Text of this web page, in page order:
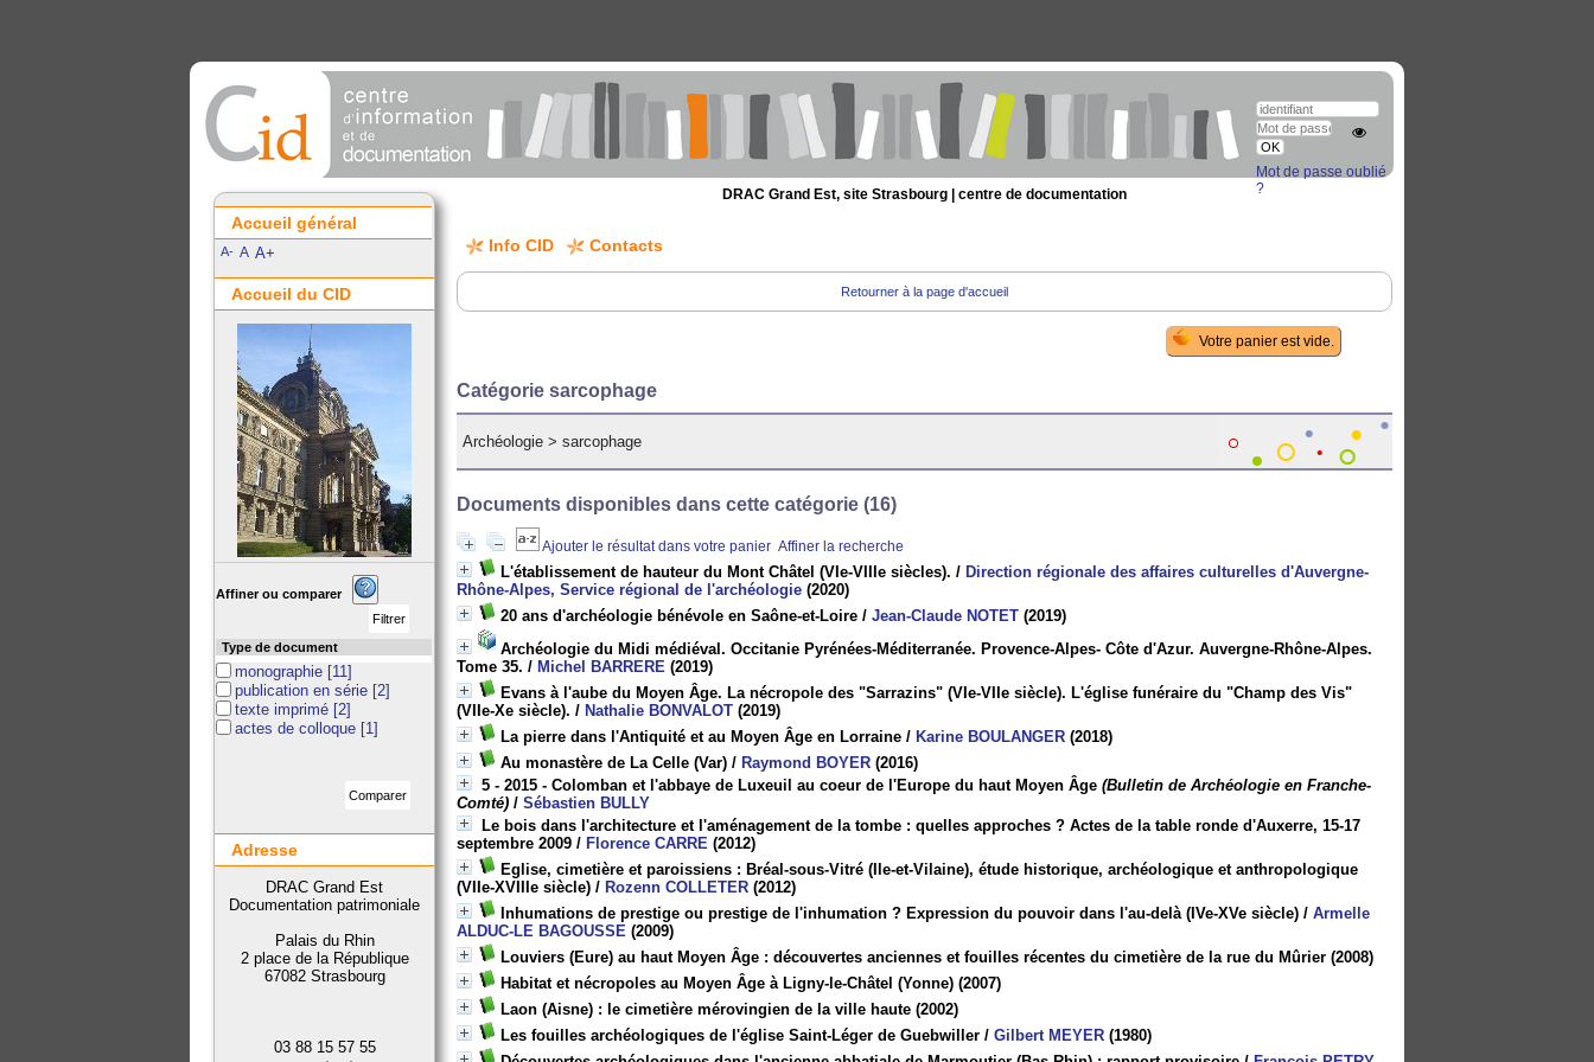
DRAC Grand Est, site Strasbourg | centre de documentation
Info CID Contacts
Retourner à la page d'accueil
Catégorie sarcophage
Archéologie >sarcophage
Documents disponibles dans cette catégorie (16)
Ajouter le résultat dans votre panier Affiner la recherche
L'établissement de hauteur du Mont Châtel (VIe-VIIIe siècles). / Direction régionale des affaires culturelles d'Auvergne-
Rhône-Alpes, Service régional de l'archéologie (2020)
20 ans d'archéologie bénévole en Saône-et-Loire /Jean-Claude NOTET (2019)
Archéologie du Midi médiéval. Occitanie Pyrénées-Méditerranée. Provence-Alpes- Côte d'Azur. Auvergne-Rhône-Alpes.
Tome 35. / Michel BARRERE (2019)
Evans à l'aube du Moyen Âge. La nécropole des "Sarrazins" (VIe-VIIe siècle). L'église funéraire du "Champ des Vis"
(VIIe-Xe siècle). / Nathalie BONVALOT (2019)
La pierre dans l'Antiquité et au Moyen Âge en Lorraine / Karine BOULANGER (2018)
Au monastère de La Celle (Var) / Raymond BOYER (2016)
5 - 2015 - Colomban et l'abbaye de Luxeuil au coeur de l'Europe du haut Moyen Âge (Bulletin de Archéologie en Franche-
Comté) /Sébastien BULLY
Le bois dans l'architecture et l'aménagement de la tombe : quelles approches ? Actes de la table ronde d'Auxerre, 15-17
septembre 2009 / Florence CARRE (2012)
Eglise, cimetière et paroissiens : Bréal-sous-Vitré (Ile-et-Vilaine), étude historique, archéologique et anthropologique
(VIIe-XVIIIe siècle) / Rozenn COLLETER (2012)
Inhumations de prestige ou prestige de l'inhumation ? Expression du pouvoir dans l'au-delà (IVe-XVe siècle) /Armelle
ALDUC-LE BAGOUSSE (2009)
Louviers (Eure) au haut Moyen Âge : découvertes anciennes et fouilles récentes du cimetière de la rue du Mûrier (2008)
Habitat et nécropoles au Moyen Âge à Ligny-le-Châtel (Yonne) (2007)
Laon (Aisne) : le cimetière mérovingien de la ville haute (2002)
Les fouilles archéologiques de l'église Saint-Léger de Guebwiller /Gilbert MEYER (1980)
Accueil général
A- A A+
Accueil du CID
Mot de passe oublié
?
Affiner ou comparer
Type de document
monographie [11]
publication en série [2]
texte imprimé [2]
actes de colloque [1]
Adresse
DRAC Grand Est
Documentation patrimoniale
Palais du Rhin
2 place de la République
67082 Strasbourg
03 88 15 57 55